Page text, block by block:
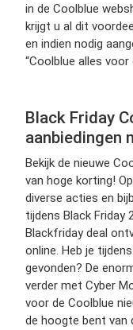
in de Coolblue
krijgt u al dit
en indien nodig
“Coolblue alles voor
Black Friday
aanbiedingen
Bekijk de nieuwe
van hoge korting!
diverse acties en
tijdens Black Friday
Blackfriday deal
online. Heb je
gevonden? De
verder met Cyber
voor de Coolblue
de hoogte bent van